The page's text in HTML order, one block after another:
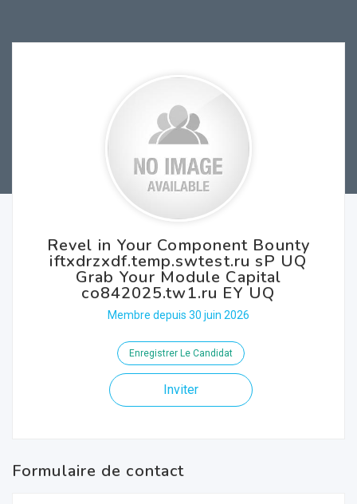
Revel in Your Component Bounty
iftxdrzxdf.temp.swtest.ru sP UQ
Grab Your Module Capital
co842025.tw1.ru EY UQ
Membre depuis 30 juin 2026
Enregistrer Le Candidat
Inviter
Formulaire de contact